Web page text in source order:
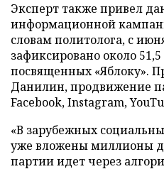
Эксперт также привел
информационной
словам политолога, с
зафиксировано около
посвященных «Яблоку».
Данилин, продвижение
Facebook, Instagram,
«В зарубежных
уже вложены миллионы
партии идет через